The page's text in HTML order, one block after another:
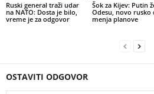
Ruski general traži udar
na NATO: Dosta je bilo,
vreme je za odgovor
Šok za Kijev: Putin
Odesu, novo rusko
menja planove
OSTAVITI ODGOVOR